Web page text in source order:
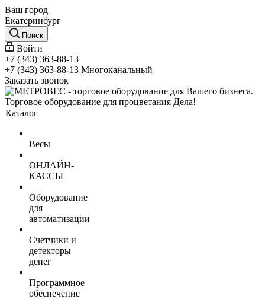
Ваш город
Екатеринбург
Поиск
Войти
+7 (343) 363-88-13
+7 (343) 363-88-13 Многоканальный
Заказать звонок
Торговое оборудование для процветания Дела!
Каталог
Весы
ОНЛАЙН-
КАССЫ
Оборудование
для
автоматизации
Счетчики и
детекторы
денег
Программное
обеспечение